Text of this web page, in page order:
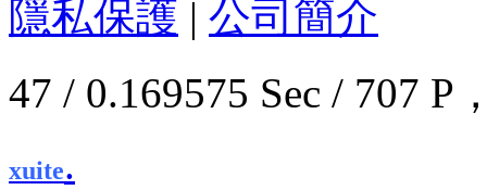
隱私保護 | 公司簡介
47 / 0.169575 Sec / 707
xuite.